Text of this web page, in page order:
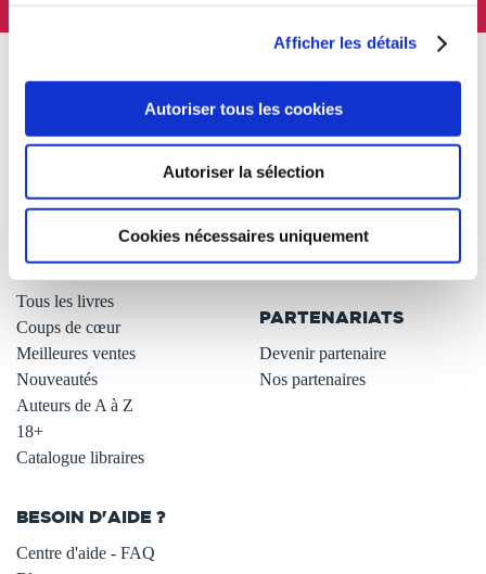
Afficher les détails
Autoriser tous les cookies
Autoriser la sélection
Cookies nécessaires uniquement
À PROPOS
L'auto-édition
Nos services aux auteurs
LIBRAIRIE
Tous les livres
Coups de cœur
Meilleures ventes
Nouveautés
Auteurs de A à Z
18+
Catalogue libraires
OFFRES
Remises quantités -42%
Avantages libraires -30%
Parrainage : partagez 5€
Programme de fidélité
.
PARTENARIATS
Devenir partenaire
Nos partenaires
BESOIN D'AIDE ?
Centre d'aide - FAQ